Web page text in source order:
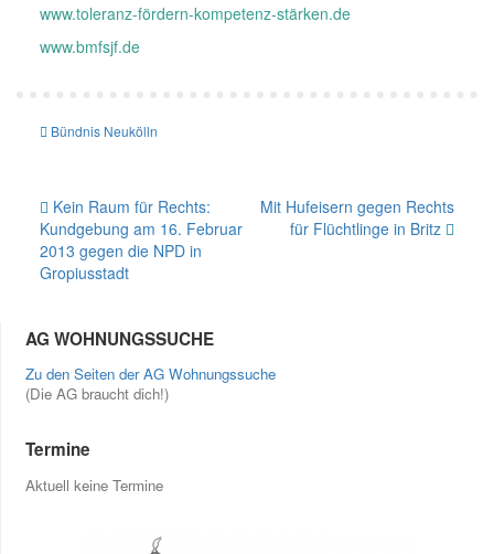
www.toleranz-fördern-kompetenz-stärken.de
www.bmfsjf.de
Bündnis Neukölln
Beitragsnavigation
Kein Raum für Rechts:
Kundgebung am 16. Februar
2013 gegen die NPD in
Gropiusstadt
Mit Hufeisern gegen Rechts
für Flüchtlinge in Britz
AG WOHNUNGSSUCHE
Zu den Seiten der AG Wohnungssuche
(Die AG braucht dich!)
Termine
Aktuell keine Termine